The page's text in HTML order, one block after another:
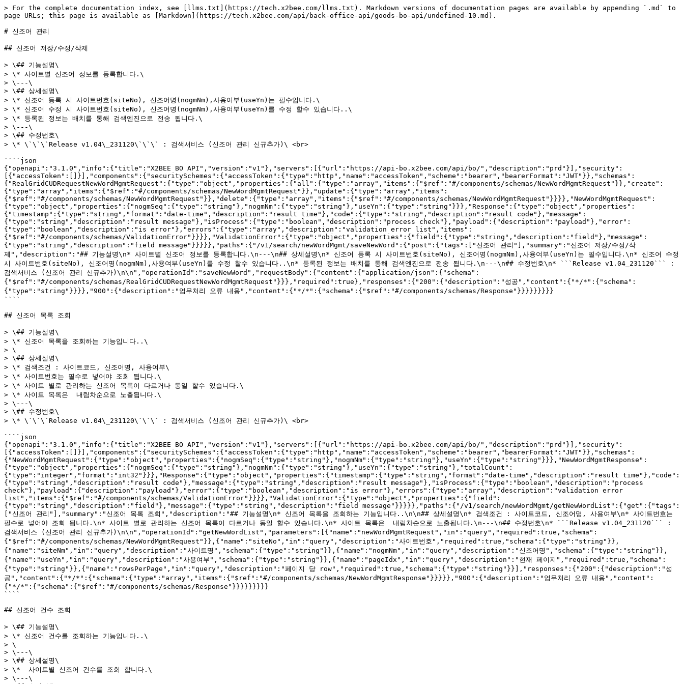
> For the complete documentation index, see [llms.txt](https://tech.x2bee.com/llms.txt). Markdown versions of documentation pages are available by appending `.md` to
page URLs; this page is available as [Markdown](https://tech.x2bee.com/api/back-office-api/goods-bo-api/undefined-10.md).
# 신조어 관리
## 신조어 저장/수정/삭제
> \## 기능설명\
> \* 사이트별 신조어 정보를 등록합니다.\
> \---\
> \## 상세설명\
> \* 신조어 등록 시 사이트번호(siteNo), 신조어명(nogmNm),사용여부(useYn)는 필수입니다.\
> \* 신조어 수정 시 사이트번호(siteNo), 신조어명(nogmNm),사용여부(useYn)를 수정 할수 있습니다..\
> \* 등록된 정보는 배치를 통해 검색엔진으로 전송 됩니다.\
> \---\
> \## 수정번호\
> \* \`\`\`Release v1.04\_231120\`\`\` : 검색서비스 (신조어 관리 신규추가)\ <br>
````json
{"openapi":"3.1.0","info":{"title":"X2BEE BO API","version":"v1"},"servers":[{"url":"https://api-bo.x2bee.com/api/bo/","description":"prd"}],"security":
[{"accessToken":[]}],"components":{"securitySchemes":{"accessToken":{"type":"http","name":"accessToken","scheme":"bearer","bearerFormat":"JWT"}},"schemas":
{"RealGridCUDRequestNewWordMgmtRequest":{"type":"object","properties":{"all":{"type":"array","items":{"$ref":"#/components/schemas/NewWordMgmtRequest"}},"create":
{"type":"array","items":{"$ref":"#/components/schemas/NewWordMgmtRequest"}},"update":{"type":"array","items":
{"$ref":"#/components/schemas/NewWordMgmtRequest"}},"delete":{"type":"array","items":{"$ref":"#/components/schemas/NewWordMgmtRequest"}}}},"NewWordMgmtRequest":
{"type":"object","properties":{"nogmSeq":{"type":"string"},"nogmNm":{"type":"string"},"useYn":{"type":"string"}}},"Response":{"type":"object","properties":
{"timestamp":{"type":"string","format":"date-time","description":"result time"},"code":{"type":"string","description":"result code"},"message":
{"type":"string","description":"result message"},"isProcess":{"type":"boolean","description":"process check"},"payload":{"description":"payload"},"error":
{"type":"boolean","description":"is error"},"errors":{"type":"array","description":"validation error list","items":
{"$ref":"#/components/schemas/ValidationError"}}}},"ValidationError":{"type":"object","properties":{"field":{"type":"string","description":"field"},"message":
{"type":"string","description":"field message"}}}}},"paths":{"/v1/search/newWordMgmt/saveNewWord":{"post":{"tags":["신조어 관리"],"summary":"신조어 저장/수정/삭
제","description":"## 기능설명\n* 사이트별 신조어 정보를 등록합니다.\n---\n## 상세설명\n* 신조어 등록 시 사이트번호(siteNo), 신조어명(nogmNm),사용여부(useYn)는 필수입니다.\n* 신조어 수정
시 사이트번호(siteNo), 신조어명(nogmNm),사용여부(useYn)를 수정 할수 있습니다..\n* 등록된 정보는 배치를 통해 검색엔진으로 전송 됩니다.\n---\n## 수정번호\n* ```Release v1.04_231120``` :
검색서비스 (신조어 관리 신규추가)\n\n","operationId":"saveNewWord","requestBody":{"content":{"application/json":{"schema":
{"$ref":"#/components/schemas/RealGridCUDRequestNewWordMgmtRequest"}}},"required":true},"responses":{"200":{"description":"성공","content":{"*/*":{"schema":
{"type":"string"}}}},"900":{"description":"업무처리 오류 내용","content":{"*/*":{"schema":{"$ref":"#/components/schemas/Response"}}}}}}}}}
````
## 신조어 목록 조회
> \## 기능설명\
> \* 신조어 목록을 조회하는 기능입니다..\
> \
> \## 상세설명\
> \* 검색조건 : 사이트코드, 신조어명, 사용여부\
> \* 사이트번호는 필수로 넣어야 조회 됩니다.\
> \* 사이트 별로 관리하는 신조어 목록이 다르거나 동일 할수 있습니다.\
> \* 사이트 목록은  내림차순으로 노출됩니다.\
> \---\
> \## 수정번호\
> \* \`\`\`Release v1.04\_231120\`\`\` : 검색서비스 (신조어 관리 신규추가)\ <br>
````json
{"openapi":"3.1.0","info":{"title":"X2BEE BO API","version":"v1"},"servers":[{"url":"https://api-bo.x2bee.com/api/bo/","description":"prd"}],"security":
[{"accessToken":[]}],"components":{"securitySchemes":{"accessToken":{"type":"http","name":"accessToken","scheme":"bearer","bearerFormat":"JWT"}},"schemas":
{"NewWordMgmtRequest":{"type":"object","properties":{"nogmSeq":{"type":"string"},"nogmNm":{"type":"string"},"useYn":{"type":"string"}}},"NewWordMgmtResponse":
{"type":"object","properties":{"nogmSeq":{"type":"string"},"nogmNm":{"type":"string"},"useYn":{"type":"string"},"totalCount":
{"type":"integer","format":"int32"}}},"Response":{"type":"object","properties":{"timestamp":{"type":"string","format":"date-time","description":"result time"},"code":
{"type":"string","description":"result code"},"message":{"type":"string","description":"result message"},"isProcess":{"type":"boolean","description":"process
check"},"payload":{"description":"payload"},"error":{"type":"boolean","description":"is error"},"errors":{"type":"array","description":"validation error
list","items":{"$ref":"#/components/schemas/ValidationError"}}}},"ValidationError":{"type":"object","properties":{"field":
{"type":"string","description":"field"},"message":{"type":"string","description":"field message"}}}}},"paths":{"/v1/search/newWordMgmt/getNewWordList":{"get":{"tags":
["신조어 관리"],"summary":"신조어 목록 조회","description":"## 기능설명\n* 신조어 목록을 조회하는 기능입니다..\n\n## 상세설명\n* 검색조건 : 사이트코드, 신조어명, 사용여부\n* 사이트번호는
필수로 넣어야 조회 됩니다.\n* 사이트 별로 관리하는 신조어 목록이 다르거나 동일 할수 있습니다.\n* 사이트 목록은  내림차순으로 노출됩니다.\n---\n## 수정번호\n* ```Release v1.04_231120``` :
검색서비스 (신조어 관리 신규추가)\n\n","operationId":"getNewWordList","parameters":[{"name":"newWordMgmtRequest","in":"query","required":true,"schema":
{"$ref":"#/components/schemas/NewWordMgmtRequest"}},{"name":"siteNo","in":"query","description":"사이트번호","required":true,"schema":{"type":"string"}},
{"name":"siteNm","in":"query","description":"사이트명","schema":{"type":"string"}},{"name":"nogmNm","in":"query","description":"신조어명","schema":{"type":"string"}},
{"name":"useYn","in":"query","description":"사용여부","schema":{"type":"string"}},{"name":"pageIdx","in":"query","description":"현재 페이지","required":true,"schema":
{"type":"string"}},{"name":"rowsPerPage","in":"query","description":"페이지 당 row","required":true,"schema":{"type":"string"}}],"responses":{"200":{"description":"성
공","content":{"*/*":{"schema":{"type":"array","items":{"$ref":"#/components/schemas/NewWordMgmtResponse"}}}}},"900":{"description":"업무처리 오류 내용","content":
{"*/*":{"schema":{"$ref":"#/components/schemas/Response"}}}}}}}}}
````
## 신조어 건수 조회
> \## 기능설명\
> \* 신조어 건수를 조회하는 기능입니다..\
> \
> \---\
> \## 상세설명\
> \*  사이트별 신조어 건수를 조회 합니다.\
> \---\